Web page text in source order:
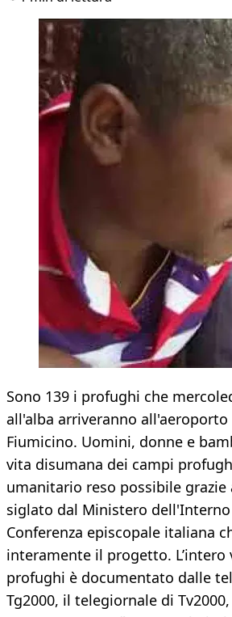
Sono 139 i profughi che
all'alba arriveranno all'aeroporto
Fiumicino. Uomini, donne e
vita disumana dei campi
umanitario reso possibile
siglato dal Ministero
Conferenza episcopale italiana
interamente il progetto. L’intero
profughi è documentato dalle
Tg2000, il telegiornale di